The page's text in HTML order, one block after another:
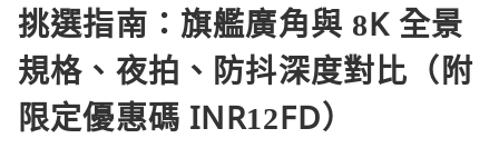
挑選指南：旗艦廣角與 8K 全景
規格、夜拍、防抖深度對比（附
限定優惠碼 INR12FD）